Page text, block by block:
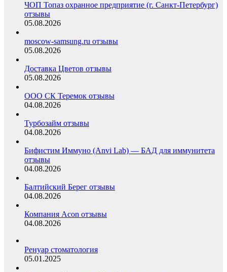
ЧОП Топаз охранное предприятие (г. Санкт-Петербург)
отзывы
05.08.2026
moscow-samsung.ru отзывы
05.08.2026
Доставка Цветов отзывы
05.08.2026
ООО СК Теремок отзывы
04.08.2026
Турбозайм отзывы
04.08.2026
Бифистим Иммуно (Anvi Lab) — БАД для иммунитета
отзывы
04.08.2026
Балтийский Берег отзывы
04.08.2026
Компания Acon отзывы
04.08.2026
Ренуар стоматология
05.01.2025